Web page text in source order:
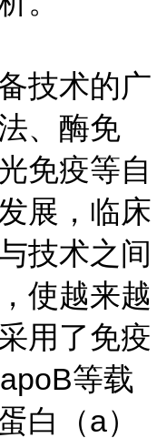
技术的广
、酶免
免疫等自
展，临床
技术之间
使越来越
用了免疫
等载
白（a）